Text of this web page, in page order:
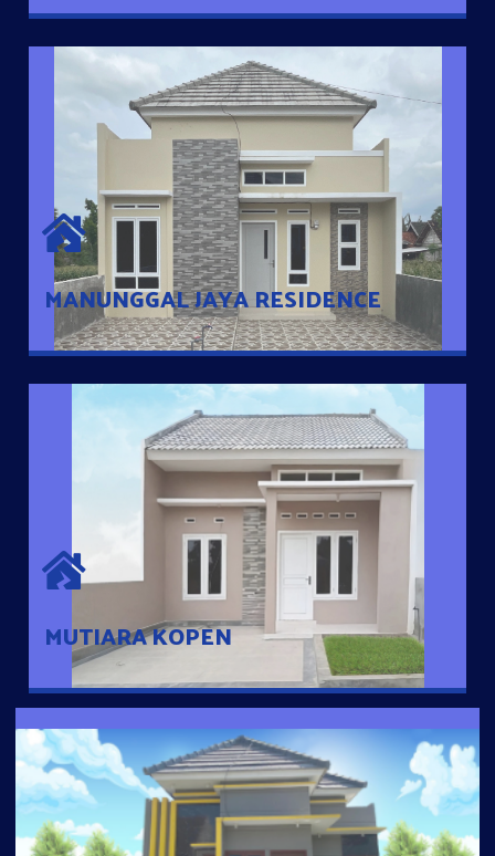
MANUNGGAL JAYA RESIDENCE
MANUNGGAL JAYA RESIDENCE
Cluster Exclusive dengan one Gate System, terdapat taman
mini dan memiliki jarak 200m dari jalan nasional serta dekat
dengan pusat kota
MUTIARA KOPEN
MUTIARA KOPEN
Hunian nyaman dengan suasana pedesaan. 10 menit dari pusat
kota, 2 menit dari Ring Road
BGF HOUSE